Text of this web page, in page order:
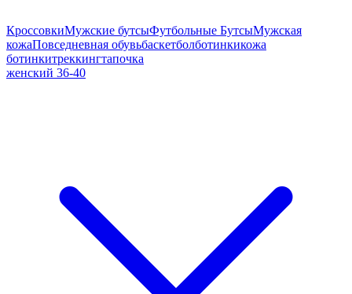
КроссовкиМужские бутсыФутбольные БутсыМужская
кожаПовседневная обувьбаскетболботинкикожа
ботинкитреккингтапочка
женский 36-40